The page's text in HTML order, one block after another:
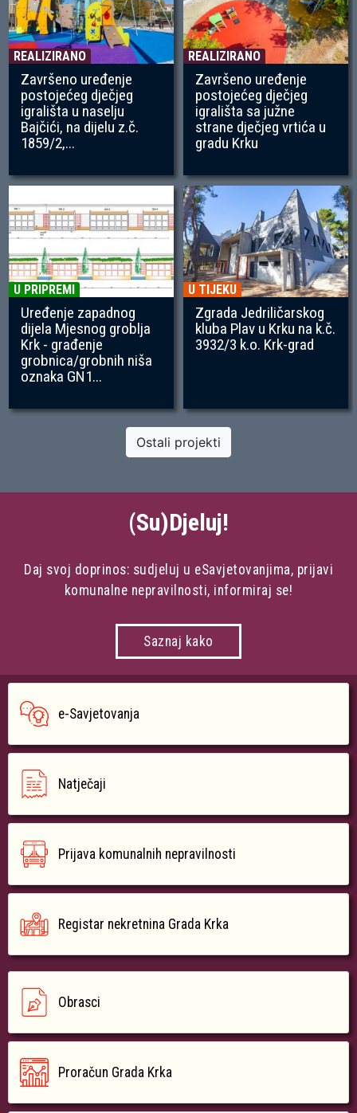
REALIZIRANO
Završeno uređenje
postojećeg dječjeg
igrališta u naselju
Bajčići, na dijelu z.č.
1859/2,...
REALIZIRANO
Završeno uređenje
postojećeg dječjeg
igrališta sa južne
strane dječjeg vrtića u
gradu Krku
U PRIPREMI
Uređenje zapadnog
dijela Mjesnog groblja
Krk - građenje
grobnica/grobnih niša
oznaka GN1...
U TIJEKU
Zgrada Jedriličarskog
kluba Plav u Krku na k.č.
3932/3 k.o. Krk-grad
Ostali projekti
(Su)Djeluj!
Daj svoj doprinos: sudjeluj u eSavjetovanjima, prijavi
komunalne nepravilnosti, informiraj se!
Saznaj kako
e-Savjetovanja
Natječaji
Prijava komunalnih nepravilnosti
Registar nekretnina Grada Krka
Obrasci
Proračun Grada Krka